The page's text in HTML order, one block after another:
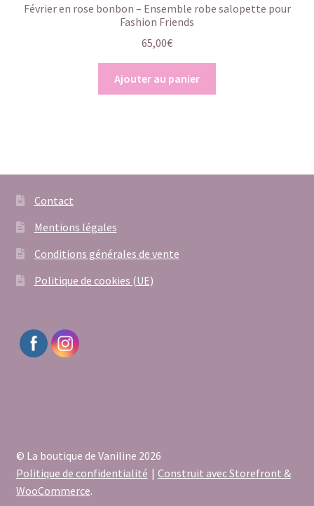
Février en rose bonbon – Ensemble robe salopette pour
Fashion Friends
65,00€
Ajouter au panier
Contact
Mentions légales
Conditions générales de vente
Politique de cookies (UE)
© La boutique de Vaniline 2026
Politique de confidentialité
Construit avec Storefront &
WooCommerce.